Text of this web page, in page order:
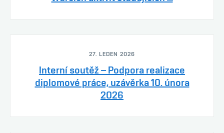
27. LEDEN 2026
Interní soutěž – Podpora realizace
diplomové práce, uzávěrka 10. února
2026